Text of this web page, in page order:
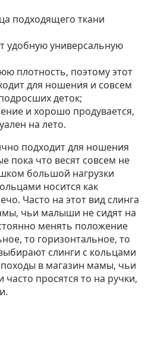
подходящего ткани
удобную универсальную
плотность, поэтому этот
для ношения и совсем
деток;
и хорошо продувается,
на лето.
подходит для ношения
пока что весят совсем не
большой нагрузки
носится как
Часто на этот вид слинга
чьи малыши не сидят на
менять положение
то горизонтальное, то
слинги с кольцами
походы в магазин мамы, чьи
просятся то на ручки,